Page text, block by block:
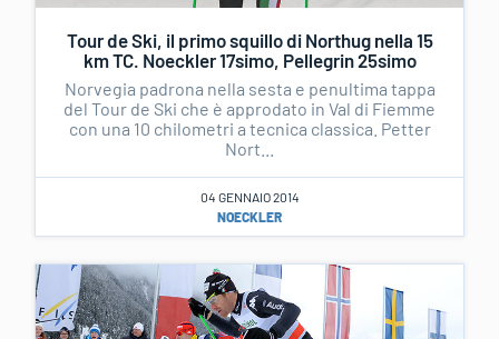
Tour de Ski, il primo squillo di Northug nella 15
km TC. Noeckler 17simo, Pellegrin 25simo
Norvegia padrona nella sesta e penultima tappa
del Tour de Ski che è approdato in Val di Fiemme
con una 10 chilometri a tecnica classica. Petter
Nort...
04 GENNAIO 2014
NOECKLER